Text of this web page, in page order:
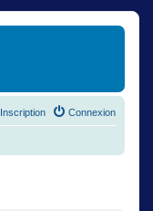
Connexion
Inscription